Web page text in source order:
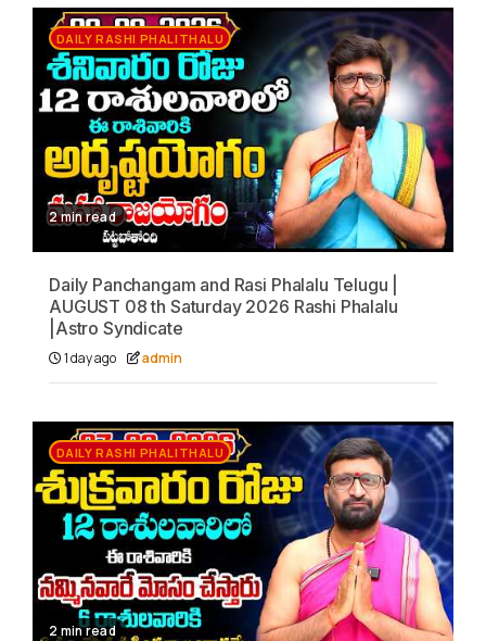
DAILY RASHI PHALITHALU
2 min read
Daily Panchangam and Rasi Phalalu Telugu |
AUGUST 08 th Saturday 2026 Rashi Phalalu
|Astro Syndicate
1 day ago admin
DAILY RASHI PHALITHALU
2 min read